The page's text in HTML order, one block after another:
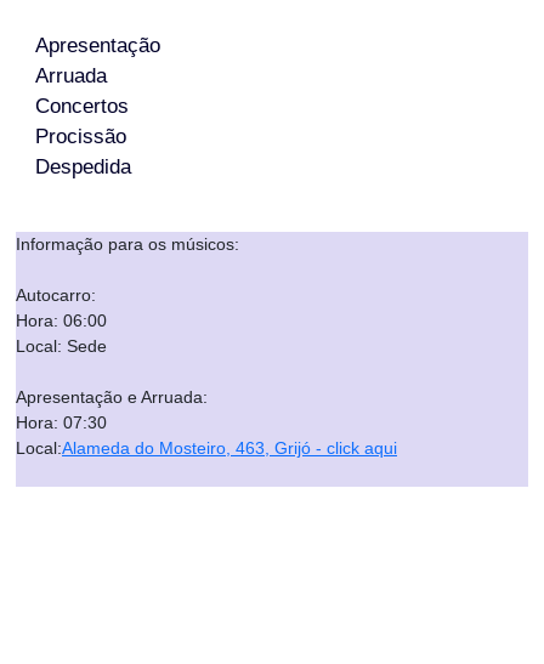
Apresentação
Arruada
Concertos
Procissão
Despedida
Informação para os músicos:
Autocarro:
Hora: 06:00
Local: Sede
Apresentação e Arruada:
Hora: 07:30
Local:Alameda do Mosteiro, 463, Grijó - click aqui